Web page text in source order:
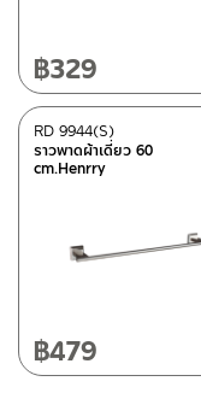
฿329
ราวพาดผ้าเดี่ยว 60
cm.Henrry
RD 9944(S)
฿479